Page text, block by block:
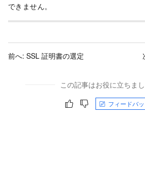
できません。
前へ: SSL 証明書の選定
この記事はお役に立ちま
フィードバ